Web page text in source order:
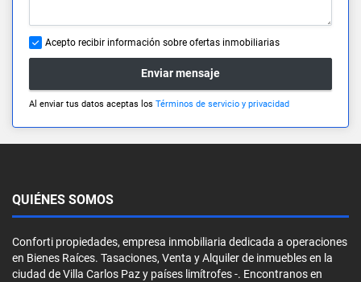
Acepto recibir información sobre ofertas inmobiliarias
Enviar mensaje
Al enviar tus datos aceptas los Términos de servicio y privacidad
QUIÉNES SOMOS
Conforti propiedades, empresa inmobiliaria dedicada a operaciones
en Bienes Raíces. Tasaciones, Venta y Alquiler de inmuebles en la
ciudad de Villa Carlos Paz y países limítrofes -. Encontranos en